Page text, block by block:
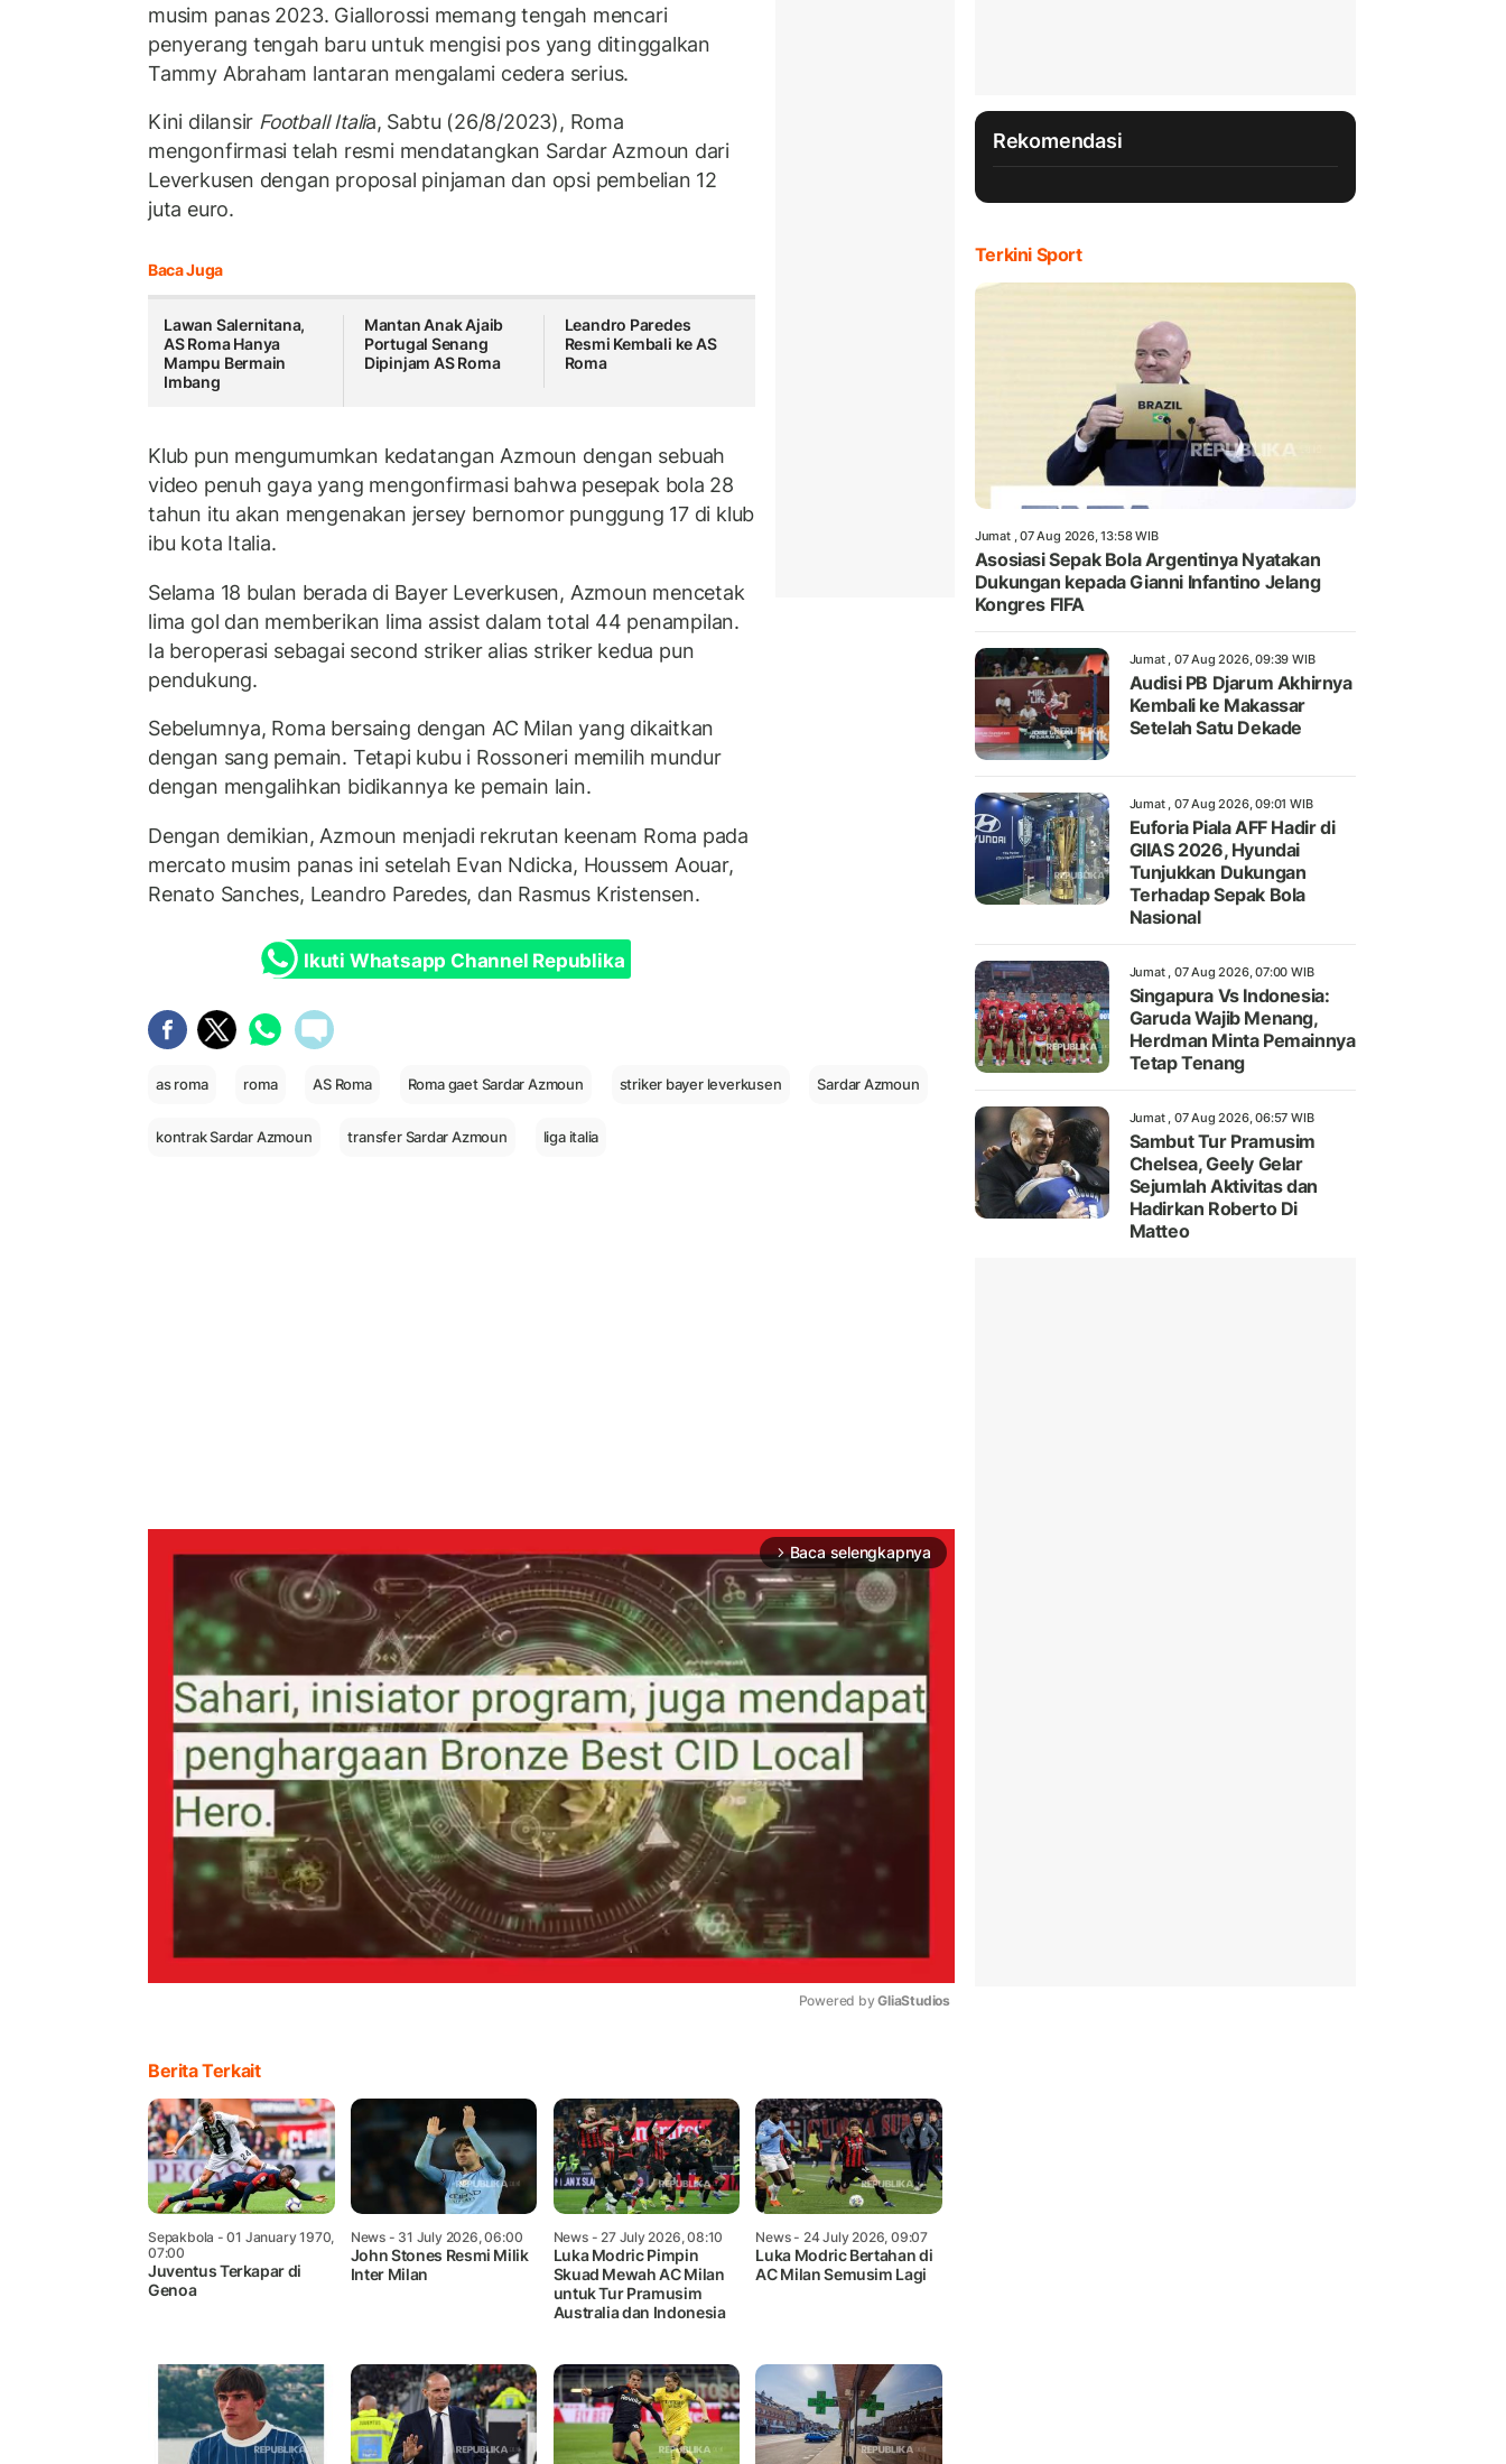
musim panas 2023. Giallorossi memang tengah mencari
penyerang tengah baru untuk mengisi pos yang ditinggalkan
Tammy Abraham lantaran mengalami cedera serius.
Kini dilansir Football Italia, Sabtu (26/8/2023), Roma
mengonfirmasi telah resmi mendatangkan Sardar Azmoun dari
Leverkusen dengan proposal pinjaman dan opsi pembelian 12
juta euro.
Baca Juga
Lawan Salernitana,
AS Roma Hanya
Mampu Bermain
Imbang
Mantan Anak Ajaib
Portugal Senang
Dipinjam AS Roma
Leandro Paredes
Resmi Kembali ke AS
Roma
Klub pun mengumumkan kedatangan Azmoun dengan sebuah
video penuh gaya yang mengonfirmasi bahwa pesepak bola 28
tahun itu akan mengenakan jersey bernomor punggung 17 di klub
ibu kota Italia.
Selama 18 bulan berada di Bayer Leverkusen, Azmoun mencetak
lima gol dan memberikan lima assist dalam total 44 penampilan.
Ia beroperasi sebagai second striker alias striker kedua pun
pendukung.
Sebelumnya, Roma bersaing dengan AC Milan yang dikaitkan
dengan sang pemain. Tetapi kubu i Rossoneri memilih mundur
dengan mengalihkan bidikannya ke pemain lain.
Dengan demikian, Azmoun menjadi rekrutan keenam Roma pada
mercato musim panas ini setelah Evan Ndicka, Houssem Aouar,
Renato Sanches, Leandro Paredes, dan Rasmus Kristensen.
Ikuti Whatsapp Channel Republika
as roma roma AS Roma Roma gaet Sardar Azmoun striker bayer leverkusen Sardar Azmoun
kontrak Sardar Azmoun transfer Sardar Azmoun liga italia
arrow_forward_ios Baca selengkapnya
Powered by GliaStudios
Berita Terkait
Sepakbola - 01 January 1970,
07:00
Juventus Terkapar di
Genoa
News- 31 July 2026, 06:00
John Stones Resmi Milik
Inter Milan
News- 27 July 2026, 08:10
Luka Modric Pimpin
Skuad Mewah AC Milan
untuk Tur Pramusim
Australia dan Indonesia
News- 24 July 2026, 09:07
Luka Modric Bertahan di
AC Milan Semusim Lagi
Rekomendasi
Terkini Sport
Jumat , 07 Aug 2026, 13:58 WIB
Asosiasi Sepak Bola Argentinya Nyatakan
Dukungan kepada Gianni Infantino Jelang
Kongres FIFA
Jumat , 07 Aug 2026, 09:39 WIB
Audisi PB Djarum Akhirnya
Kembali ke Makassar
Setelah Satu Dekade
Jumat , 07 Aug 2026, 09:01 WIB
Euforia Piala AFF Hadir di
GIIAS 2026, Hyundai
Tunjukkan Dukungan
Terhadap Sepak Bola
Nasional
Jumat , 07 Aug 2026, 07:00 WIB
Singapura Vs Indonesia:
Garuda Wajib Menang,
Herdman Minta Pemainnya
Tetap Tenang
Jumat , 07 Aug 2026, 06:57 WIB
Sambut Tur Pramusim
Chelsea, Geely Gelar
Sejumlah Aktivitas dan
Hadirkan Roberto Di
Matteo